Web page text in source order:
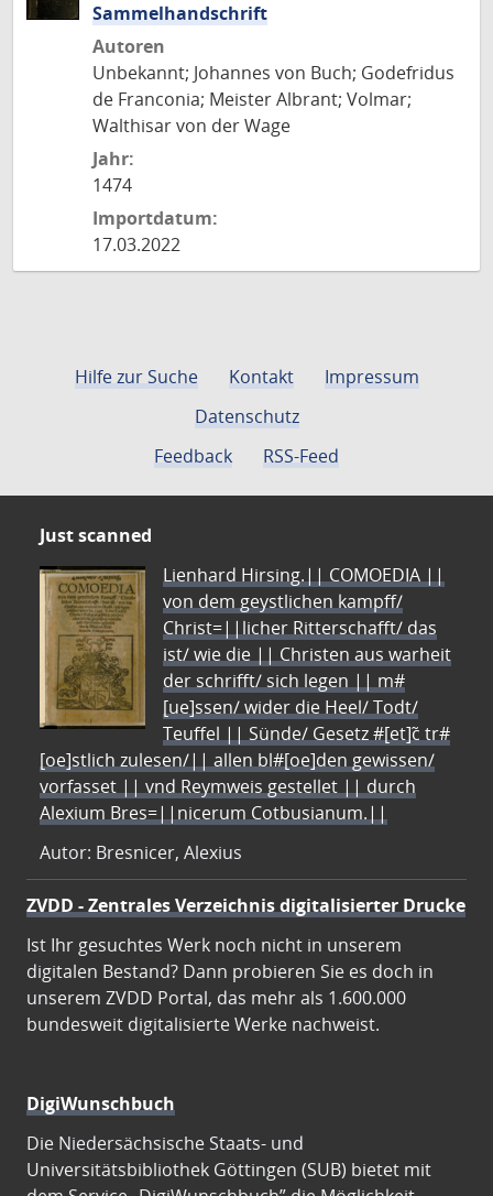
Sammelhandschrift
Autoren
Unbekannt; Johannes von Buch; Godefridus
de Franconia; Meister Albrant; Volmar;
Walthisar von der Wage
Jahr:
1474
Importdatum:
17.03.2022
Hilfe zur Suche Kontakt
Impressum
Datenschutz
Feedback
RSS-Feed
Just scanned
Lienhard Hirsing.|| COMOEDIA ||
von dem geystlichen kampff/
Christ=||licher Ritterschafft/ das
ist/ wie die || Christen aus warheit
der schrifft/ sich legen || m#
[ue]ssen/ wider die Heel/ Todt/
Teuffel || Sünde/ Gesetz #[et]c̃ tr#
[oe]stlich zulesen/|| allen bl#[oe]den gewissen/
vorfasset || vnd Reymweis gestellet || durch
Alexium Bres=||nicerum Cotbusianum.||
Autor: Bresnicer, Alexius
ZVDD - Zentrales Verzeichnis digitalisierter Drucke
Ist Ihr gesuchtes Werk noch nicht in unserem
digitalen Bestand? Dann probieren Sie es doch in
unserem ZVDD Portal, das mehr als 1.600.000
bundesweit digitalisierte Werke nachweist.
DigiWunschbuch
Die Niedersächsische Staats- und
Universitätsbibliothek Göttingen (SUB) bietet mit